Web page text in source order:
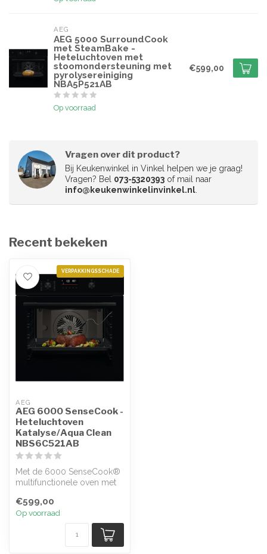
AEG
AEG 5000 SurroundCook
met SteamBake -
Heteluchtoven met
stoomondersteuning met
pyrolysereiniging
NBA5P521AB
Op voorraad
€599,00
Vragen over dit product?
Bij Keukenwinkel in Vinkel helpen we je graag!
Vragen? Bel 073-5320393 of mail naar
info@keukenwinkelinvinkel.nl.
Recent bekeken
VERPAKKINGSSCHADE
AEG
AEG 6000 SenseCook -
Heteluchtoven
Katalyse/Aqua Clean
NBS6C521AB
Met de 6000 SenseCook®
multifunctionele oven met
bereid...
€599,00
Op voorraad